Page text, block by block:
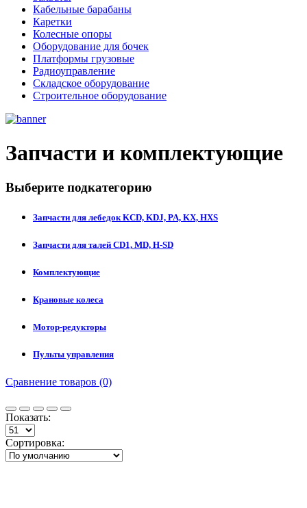
Кабельные барабаны
Каретки
Колесные опоры
Оборудование для бочек
Платформы грузовые
Радиоуправление
Складское оборудование
Строительное оборудование
Запчасти и комплектующие
Выберите подкатегорию
Запчасти для лебедок KCD, KDJ, PA, KX, HXS
Запчасти для талей CD1, MD, H-SD
Комплектующие
Крановые колеса
Мотор-редукторы
Пульты управления
Сравнение товаров (0)
Показать:
Сортировка: